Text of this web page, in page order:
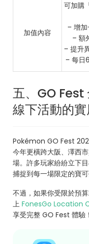
加值內容
可加購
– 增
– 額
– 提升
– 每日
五、GO Fest
線下活動的
Pokémon GO Fest
今年更橫跨大阪、澤西
場。許多玩家紛紛立下
捕捉到每一場限定的寶可
不過，如果你受限於預
上FonesGo Location
享受完整 GO Fest 體驗！